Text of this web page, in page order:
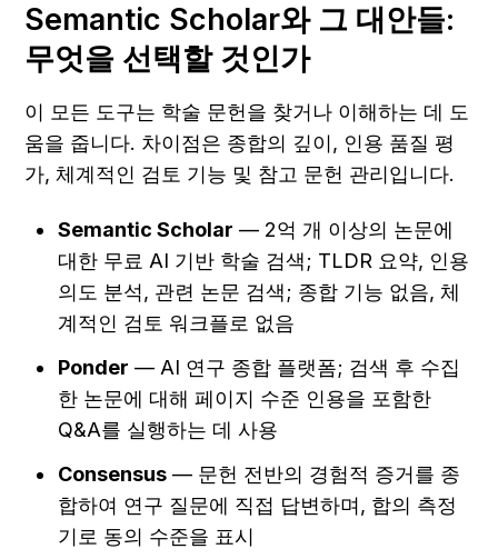
Semantic Scholar와 그 대안들:
무엇을 선택할 것인가
이 모든 도구는 학술 문헌을 찾거나 이해하는 데 도
움을 줍니다. 차이점은 종합의 깊이, 인용 품질 평
가, 체계적인 검토 기능 및 참고 문헌 관리입니다.
Semantic Scholar — 2억 개 이상의 논문에
대한 무료 AI 기반 학술 검색; TLDR 요약, 인용
의도 분석, 관련 논문 검색; 종합 기능 없음, 체
계적인 검토 워크플로 없음
Ponder — AI 연구 종합 플랫폼; 검색 후 수집
한 논문에 대해 페이지 수준 인용을 포함한
Q&A를 실행하는 데 사용
Consensus — 문헌 전반의 경험적 증거를 종
합하여 연구 질문에 직접 답변하며, 합의 측정
기로 동의 수준을 표시